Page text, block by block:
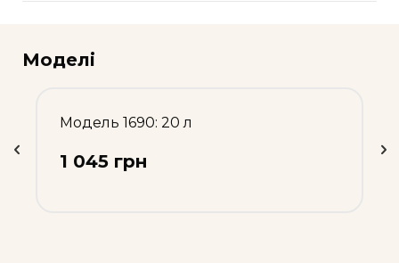
Моделі
Модель 1690: 20 л
1 045 грн